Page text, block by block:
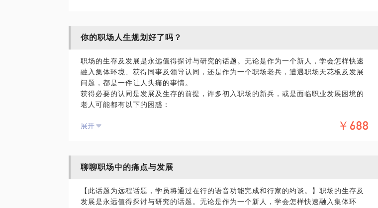
我在地产工作17年，专注地产营销、品牌策略、经营管理、互联网、地产金融等，长期
融机构董事、世界500强企业营销总监。我希望用我的经验为你解决下面的问题：
深度诊断项目困局，个性化寻找破局之道；
问诊企业运营问题，提供合理化经营建议；
新市场、新营销背景下品牌规划、战略定位等。
待与你的见面。
你的职场人生规划好了吗？
职场的生存及发展是永远值得探讨与研究的话题。无论是作为一个新人，学会怎样快速
融入集体环境、获得同事及领导认同，还是作为一个职场老兵，遭遇职场天花板及发展
问题，都是一件让人头痛的事情。
获得必要的认同是发展及生存的前提，许多初入职场的新兵，或是面临职业发展困境的
老人可能都有以下的困惑：
是不是经常出位便能获得关注？
我在外企、私企、国企、家族企业等不同职场环境都工作过，了解不同企业管理方式及
个人能力特征分析；
展开 ￥688
聊聊职场中的痛点与发展
【此话题为远程话题，学员将通过在行的语音功能完成和行家的约谈。】职场的生存及
发展是永远值得探讨与研究的话题。无论是作为一个新人，学会怎样快速融入集体环